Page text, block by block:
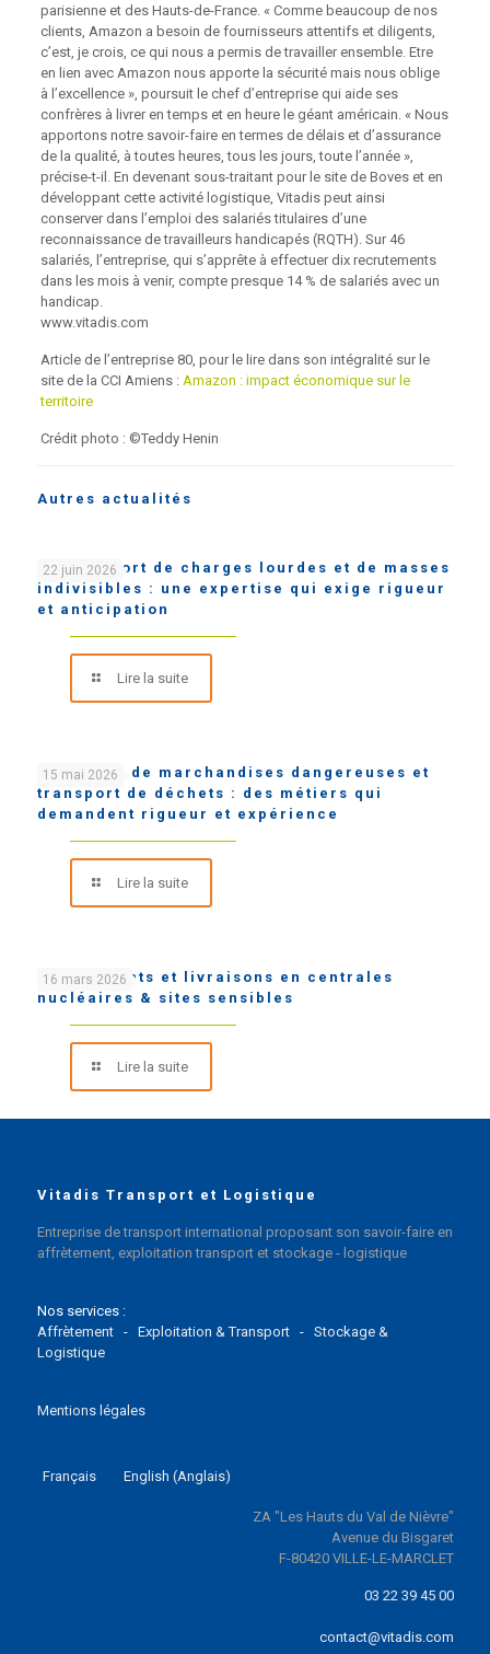
parisienne et des Hauts-de-France. « Comme beaucoup de nos
clients, Amazon a besoin de fournisseurs attentifs et diligents,
c’est, je crois, ce qui nous a permis de travailler ensemble. Etre
en lien avec Amazon nous apporte la sécurité mais nous oblige
à l’excellence », poursuit le chef d’entreprise qui aide ses
confrères à livrer en temps et en heure le géant américain. « Nous
apportons notre savoir-faire en termes de délais et d’assurance
de la qualité, à toutes heures, tous les jours, toute l’année »,
précise-t-il. En devenant sous-traitant pour le site de Boves et en
développant cette activité logistique, Vitadis peut ainsi
conserver dans l’emploi des salariés titulaires d’une
reconnaissance de travailleurs handicapés (RQTH). Sur 46
salariés, l’entreprise, qui s’apprête à effectuer dix recrutements
dans les mois à venir, compte presque 14 % de salariés avec un
handicap.
www.vitadis.com
Article de l’entreprise 80, pour le lire dans son intégralité sur le
site de la CCI Amiens :Amazon : impact économique sur le
territoire
Crédit photo : ©Teddy Henin
Autres actualités
22 juin 2026
Le transport de charges lourdes et de masses
indivisibles : une expertise qui exige rigueur
et anticipation
Lire la suite
15 mai 2026
Transport de marchandises dangereuses et
transport de déchets : des métiers qui
demandent rigueur et expérience
Lire la suite
16 mars 2026
Chargements et livraisons en centrales
nucléaires & sites sensibles
Lire la suite
Vitadis Transport et Logistique
Entreprise de transport international proposant son savoir-faire en
affrètement, exploitation transport et stockage - logistique
Nos services :
Affrètement- Exploitation & Transport- Stockage &
Logistique
Mentions légales
Français English (Anglais)
ZA "Les Hauts du Val de Nièvre"
Avenue du Bisgaret
F-80420 VILLE-LE-MARCLET
03 22 39 45 00
contact@vitadis.com